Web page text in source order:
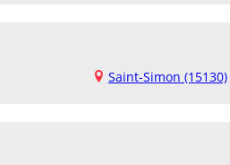
Saint-Simon (15130)